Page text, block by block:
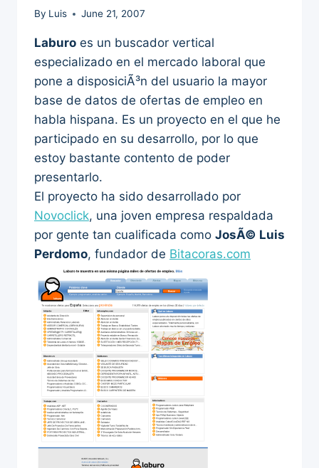
By Luis June 21, 2007
Laburo es un buscador vertical
especializado en el mercado laboral que
pone a disposiciÃ³n del usuario la mayor
base de datos de ofertas de empleo en
habla hispana. Es un proyecto en el que he
participado en su desarrollo, por lo que
estoy bastante contento de poder
presentarlo.
El proyecto ha sido desarrollado por
Novoclick, una joven empresa respaldada
por gente tan cualificada como JosÃ© Luis
Perdomo, fundador de Bitacoras.com